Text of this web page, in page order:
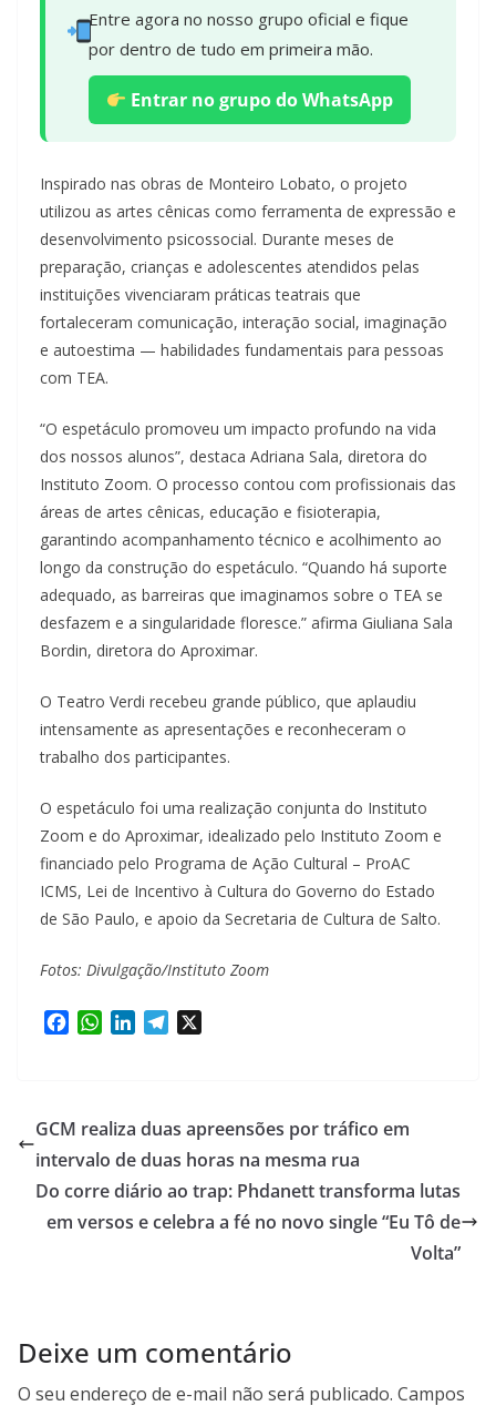
Entre agora no nosso grupo oficial e fique
por dentro de tudo em primeira mão.
Entrar no grupo do WhatsApp
Inspirado nas obras de Monteiro Lobato, o projeto
utilizou as artes cênicas como ferramenta de expressão e
desenvolvimento psicossocial. Durante meses de
preparação, crianças e adolescentes atendidos pelas
instituições vivenciaram práticas teatrais que
fortaleceram comunicação, interação social, imaginação
e autoestima — habilidades fundamentais para pessoas
com TEA.
“O espetáculo promoveu um impacto profundo na vida
dos nossos alunos”, destaca Adriana Sala, diretora do
Instituto Zoom. O processo contou com profissionais das
áreas de artes cênicas, educação e fisioterapia,
garantindo acompanhamento técnico e acolhimento ao
longo da construção do espetáculo. “Quando há suporte
adequado, as barreiras que imaginamos sobre o TEA se
desfazem e a singularidade floresce.” afirma Giuliana Sala
Bordin, diretora do Aproximar.
O Teatro Verdi recebeu grande público, que aplaudiu
intensamente as apresentações e reconheceram o
trabalho dos participantes.
O espetáculo foi uma realização conjunta do Instituto
Zoom e do Aproximar, idealizado pelo Instituto Zoom e
financiado pelo Programa de Ação Cultural – ProAC
ICMS, Lei de Incentivo à Cultura do Governo do Estado
de São Paulo, e apoio da Secretaria de Cultura de Salto.
Fotos: Divulgação/Instituto Zoom
b
o
o
k
W
s
A
p
p
e
d
I
n
g
r
a
m
GCM realiza duas apreensões por tráfico em
intervalo de duas horas na mesma rua
Do corre diário ao trap: Phdanett transforma lutas
em versos e celebra a fé no novo single “Eu Tô de
Volta”
Deixe um comentário
O seu endereço de e-mail não será publicado. Campos